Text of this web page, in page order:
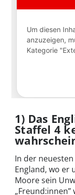
1) Das
Staffel 4
In der
England, wo er
Moore sein